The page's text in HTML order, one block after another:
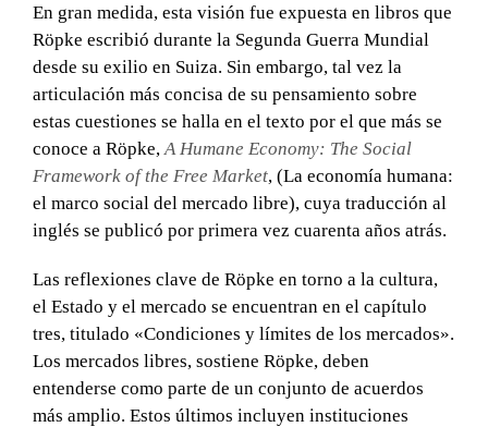
En gran medida, esta visión fue expuesta en libros que
Röpke escribió durante la Segunda Guerra Mundial
desde su exilio en Suiza. Sin embargo, tal vez la
articulación más concisa de su pensamiento sobre
estas cuestiones se halla en el texto por el que más se
conoce a Röpke, A Humane Economy: The Social
Framework of the Free Market, (La economía humana:
el marco social del mercado libre), cuya traducción al
inglés se publicó por primera vez cuarenta años atrás.
Las reflexiones clave de Röpke en torno a la cultura,
el Estado y el mercado se encuentran en el capítulo
tres, titulado «Condiciones y límites de los mercados».
Los mercados libres, sostiene Röpke, deben
entenderse como parte de un conjunto de acuerdos
más amplio. Estos últimos incluyen instituciones